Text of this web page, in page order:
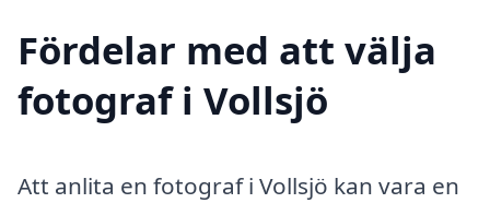
Fördelar med att välja
fotograf i Vollsjö
Att anlita en fotograf i Vollsjö kan vara en